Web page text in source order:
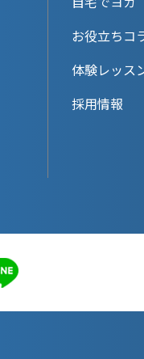
お役立ちコ
体験レッス
採用情報